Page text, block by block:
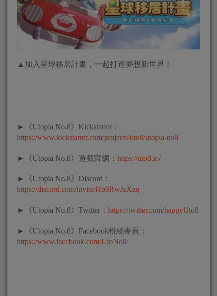
▲加入星球移居計畫，一起打造夢想新世界！
►《Utopia No.8》Kickstarter：
https://www.kickstarter.com/projects/uto8/utopia-no8
►《Utopia No.8》遊戲官網： https://uto8.io/
►《Utopia No.8》Discord：
https://discord.com/invite/Hb9RwJzXzq
►《Utopia No.8》Twitter： https://twitter.com/happyUto8
►《Utopia No.8》Facebook粉絲專頁：
https://www.facebook.com/UtoNo8/